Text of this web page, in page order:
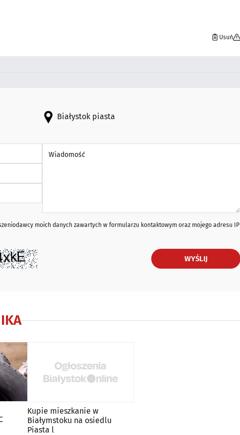
Usuń
Białystok piasta
moich danych zawartych w formularzu kontaktowym oraz mojego adresu IP
WYŚLIJ
Kupie mieszkanie w
Białymstoku na osiedlu
Piasta l